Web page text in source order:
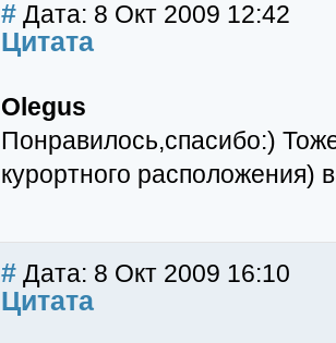
# Дата: 8 Окт 2009 12:42
Цитата
Olegus
Понравилось,спасибо:)
курортного расположения)
# Дата: 8 Окт 2009 16:10
Цитата